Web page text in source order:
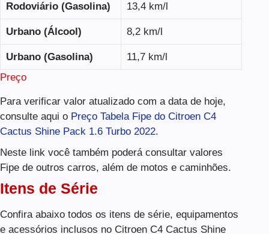
Rodoviário (Gasolina) 13,4 km/l
Urbano (Álcool) 8,2 km/l
Urbano (Gasolina)
11,7 km/l
Preço
Para verificar valor atualizado com a data de hoje,
consulte aqui o Preço Tabela Fipe do Citroen C4
Cactus Shine Pack 1.6 Turbo 2022.
Neste link você também poderá consultar valores
Fipe de outros carros, além de motos e caminhões.
Itens de Série
Confira abaixo todos os itens de série, equipamentos
e acessórios inclusos no Citroen C4 Cactus Shine